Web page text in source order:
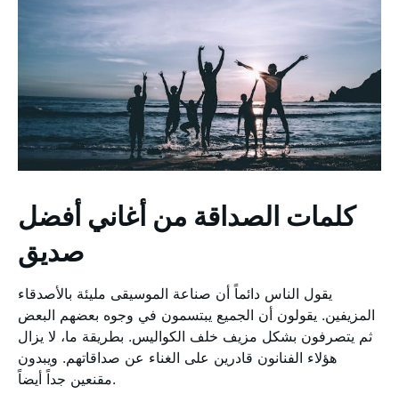
كلمات الصداقة من أغاني أفضل
صديق
يقول الناس دائماً أن صناعة الموسيقى مليئة بالأصدقاء
المزيفين. يقولون أن الجميع يبتسمون في وجوه بعضهم البعض
ثم يتصرفون بشكل مزيف خلف الكواليس. بطريقة ما، لا يزال
هؤلاء الفنانون قادرين على الغناء عن صداقاتهم. ويبدون
مقنعين جداً أيضاً.